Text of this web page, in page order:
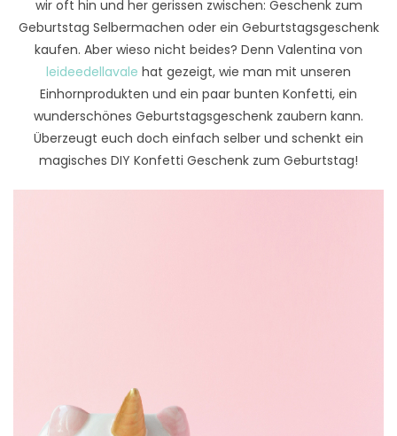
wir oft hin und her gerissen zwischen: Geschenk zum
Geburtstag Selbermachen oder ein Geburtstagsgeschenk
kaufen. Aber wieso nicht beides? Denn Valentina von
leideedellavale hat gezeigt, wie man mit unseren
Einhornprodukten und ein paar bunten Konfetti, ein
wunderschönes Geburtstagsgeschenk zaubern kann.
Überzeugt euch doch einfach selber und schenkt ein
magisches DIY Konfetti Geschenk zum Geburtstag!